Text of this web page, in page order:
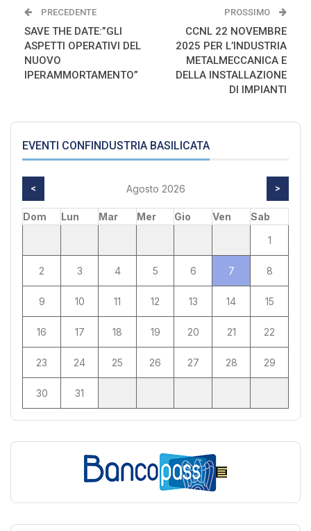
PRECEDENTE
SAVE THE DATE:”GLI
ASPETTI OPERATIVI DEL
NUOVO
IPERAMMORTAMENTO”
PROSSIMO
CCNL 22 NOVEMBRE
2025 PER L’INDUSTRIA
METALMECCANICA E
DELLA INSTALLAZIONE
DI IMPIANTI
EVENTI CONFINDUSTRIA BASILICATA
< Agosto 2026 >
Dom Lun Mar Mer Gio Ven
Sab
1
2 3 4 5 6 7 8
9 10 11 12 13 14 15
16 17 18 19 20 21 22
23 24 25 26 27 28 29
30 31